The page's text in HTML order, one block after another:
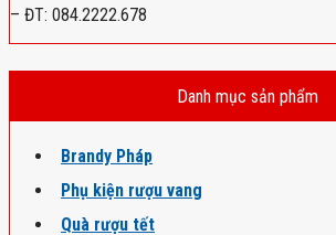
– ĐT: 084.2222.678
Danh mục sản phẩm
Brandy Pháp
Phụ kiện rượu vang
Quà rượu tết